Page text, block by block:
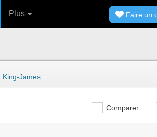
Plus Faire un
King-James
Comparer